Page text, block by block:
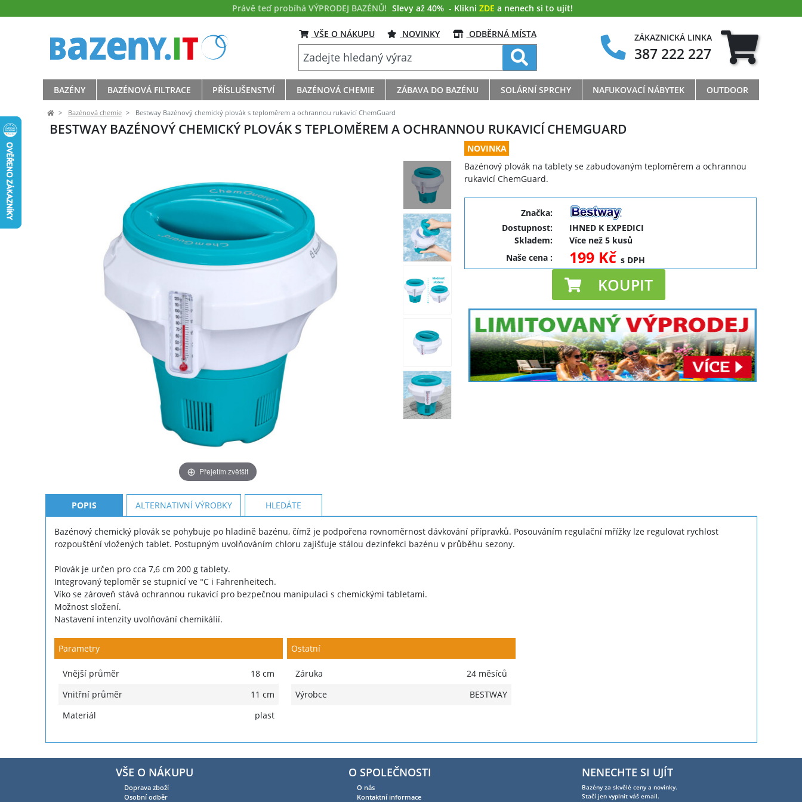
Právě teď probíhá VÝPRODEJ BAZÉNŮ! Slevy až 40% - Klikni ZDE a nenech si to ujít!
VŠE O NÁKUPU NOVINKY ODBĚRNÁ MÍSTA ZÁKAZNICKÁ LINKA
387 222 227
BAZÉNY BAZÉNOVÁ FILTRACE PŘÍSLUŠENSTVÍ BAZÉNOVÁ CHEMIE ZÁBAVA DO BAZÉNU SOLÁRNÍ SPRCHY NAFUKOVACÍ NÁBYTEK OUTDOOR
Bazénová chemie Bestway Bazénový chemický plovák s teploměrem a ochrannou rukavicí ChemGuard
BESTWAY BAZÉNOVÝ CHEMICKÝ PLOVÁK S TEPLOMĚREM A OCHRANNOU RUKAVICÍ CHEMGUARD
Přejetím zvětšit
NOVINKA
Bazénový plovák na tablety se zabudovaným teploměrem a ochrannou
rukavicí ChemGuard.
Značka:
Dostupnost:
IHNED K EXPEDICI
Skladem:
Více než 5 kusů
Naše cena: 199 Kčs DPH
KOUPIT
POPIS ALTERNATIVNÍ VÝROBKY HLEDÁTE
Bazénový chemický plovák se pohybuje po hladině bazénu, čímž je podpořena rovnoměrnost dávkování přípravků. Posouváním regulační mřížky lze regulovat rychlost
rozpouštění vložených tablet. Postupným uvolňováním chloru zajišťuje stálou dezinfekci bazénu v průběhu sezony.
Plovák je určen pro cca 7,6 cm 200 g tablety.
Integrovaný teploměr se stupnicí ve °C i Fahrenheitech.
Víko se zároveň stává ochrannou rukavicí pro bezpečnou manipulaci s chemickými tabletami.
Možnost složení.
Nastavení intenzity uvolňování chemikálií.
Parametry
Vnější průměr
18 cm
Vnitřní průměr
11 cm
Materiál
plast
Ostatní
Záruka
24 měsíců
Výrobce
BESTWAY
VŠE O NÁKUPU
Doprava zboží
Osobní odběr
O SPOLEČNOSTI
O nás
Kontaktní informace
NENECHTE SI UJÍT
Bazény za skvělé ceny a novinky.
Stačí jen vyplnit váš email.